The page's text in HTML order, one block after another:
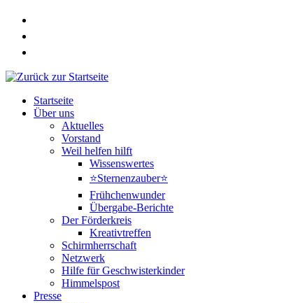
Zum
springen
Startseite
Über uns
Aktuelles
Vorstand
Weil helfen hilft
Wissenswertes
⭐Sternenzauber⭐
Frühchenwunder
Übergabe-Berichte
Der Förderkreis
Kreativtreffen
Schirmherrschaft
Netzwerk
Hilfe für Geschwisterkinder
Himmelspost
Presse